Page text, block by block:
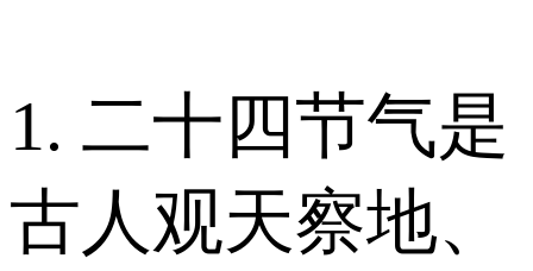
1. 二十四节气是
古人观天察地、